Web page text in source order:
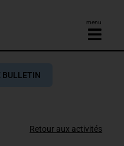
menu
BULLETIN
Retour aux activités